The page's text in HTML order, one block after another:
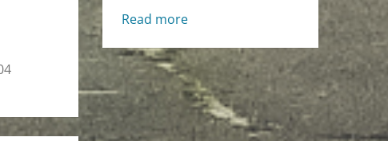
Read more:
명
의
삶
[Fri.,
5/23/2025]